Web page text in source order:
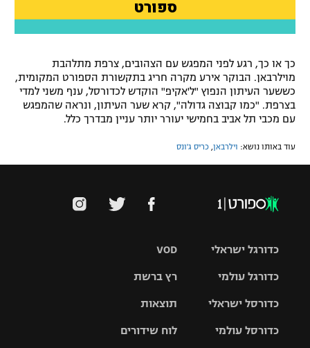
כך או כך, רגע לפני המפגש עם הצהובים, צרפת מתלהבת
מוילרבאן. הבוקר אירע מקרה חריג בתקשורת הספורט המקומית,
כששער העיתון הנפוץ "ל'אקיפ" הוקדש לכדורסל, ענף משני למדי
בצרפת. "כמו קבוצה גדולה", קרא שער העיתון, ונראה שהמפגש
עם מכבי תל אביב בחמישי יעורר יותר עניין מבדרך כלל.
עוד באותו נושא: וילרבאן כריס ג'ונס
VOD
רץ ברשת
תוצאות
לוח שידורים
כדורגל ישראלי
כדורגל עולמי
האלופות
כדורסל ישראלי
כדורסל עולמי